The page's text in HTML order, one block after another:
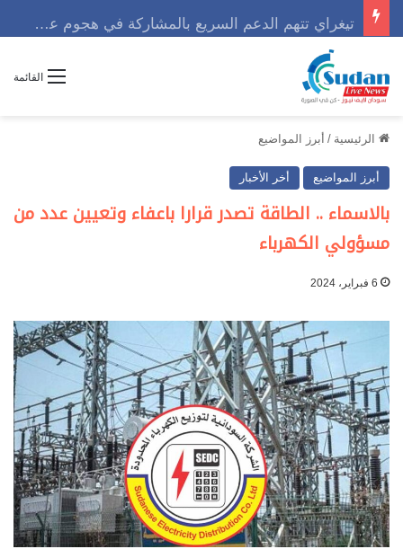
القائمة
الرئيسية / أبرز المواضيع
أبرز المواضيع أخر الأخبار
بالاسماء .. الطاقة تصدر قرارا باعفاء وتعيين عدد من
مسؤولي الكهرباء
6 فبراير، 2024